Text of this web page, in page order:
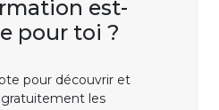
est-
pour toi ?
pour découvrir et
les